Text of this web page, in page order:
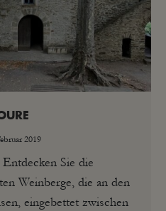
2019
Sie die
Weinberge, die an den
eingebettet zwischen